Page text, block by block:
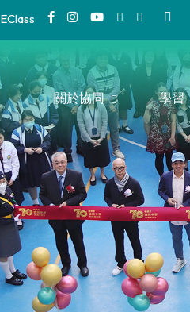
EClass
關於協同 學習